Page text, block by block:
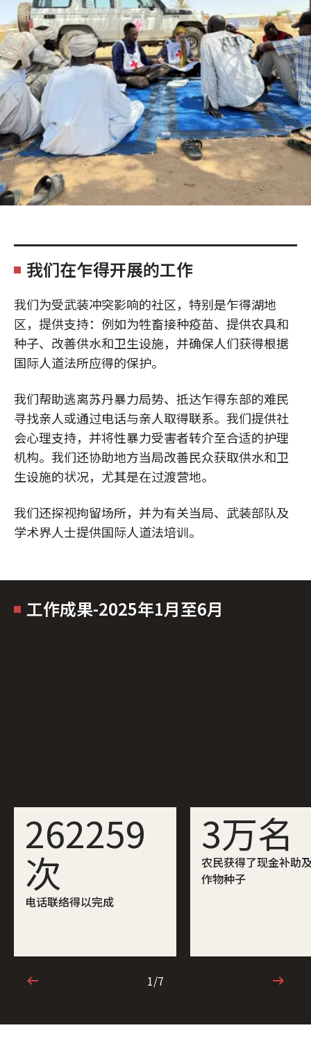
我们在乍得开展的工作
我们为受武装冲突影响的社区，特别是乍得湖地
区，提供支持：例如为牲畜接种疫苗、提供农具和
种子、改善供水和卫生设施，并确保人们获得根据
国际人道法所应得的保护。
我们帮助逃离苏丹暴力局势、抵达乍得东部的难民
寻找亲人或通过电话与亲人取得联系。我们提供社
会心理支持，并将性暴力受害者转介至合适的护理
机构。我们还协助地方当局改善民众获取供水和卫
生设施的状况，尤其是在过渡营地。
我们还探视拘留场所，并为有关当局、武装部队及
学术界人士提供国际人道法培训。
工作成果-2025年1月至6月
262259
次
电话联络得以完成
3万名
农民获得了现金补助
作物种子
1/7
1/7